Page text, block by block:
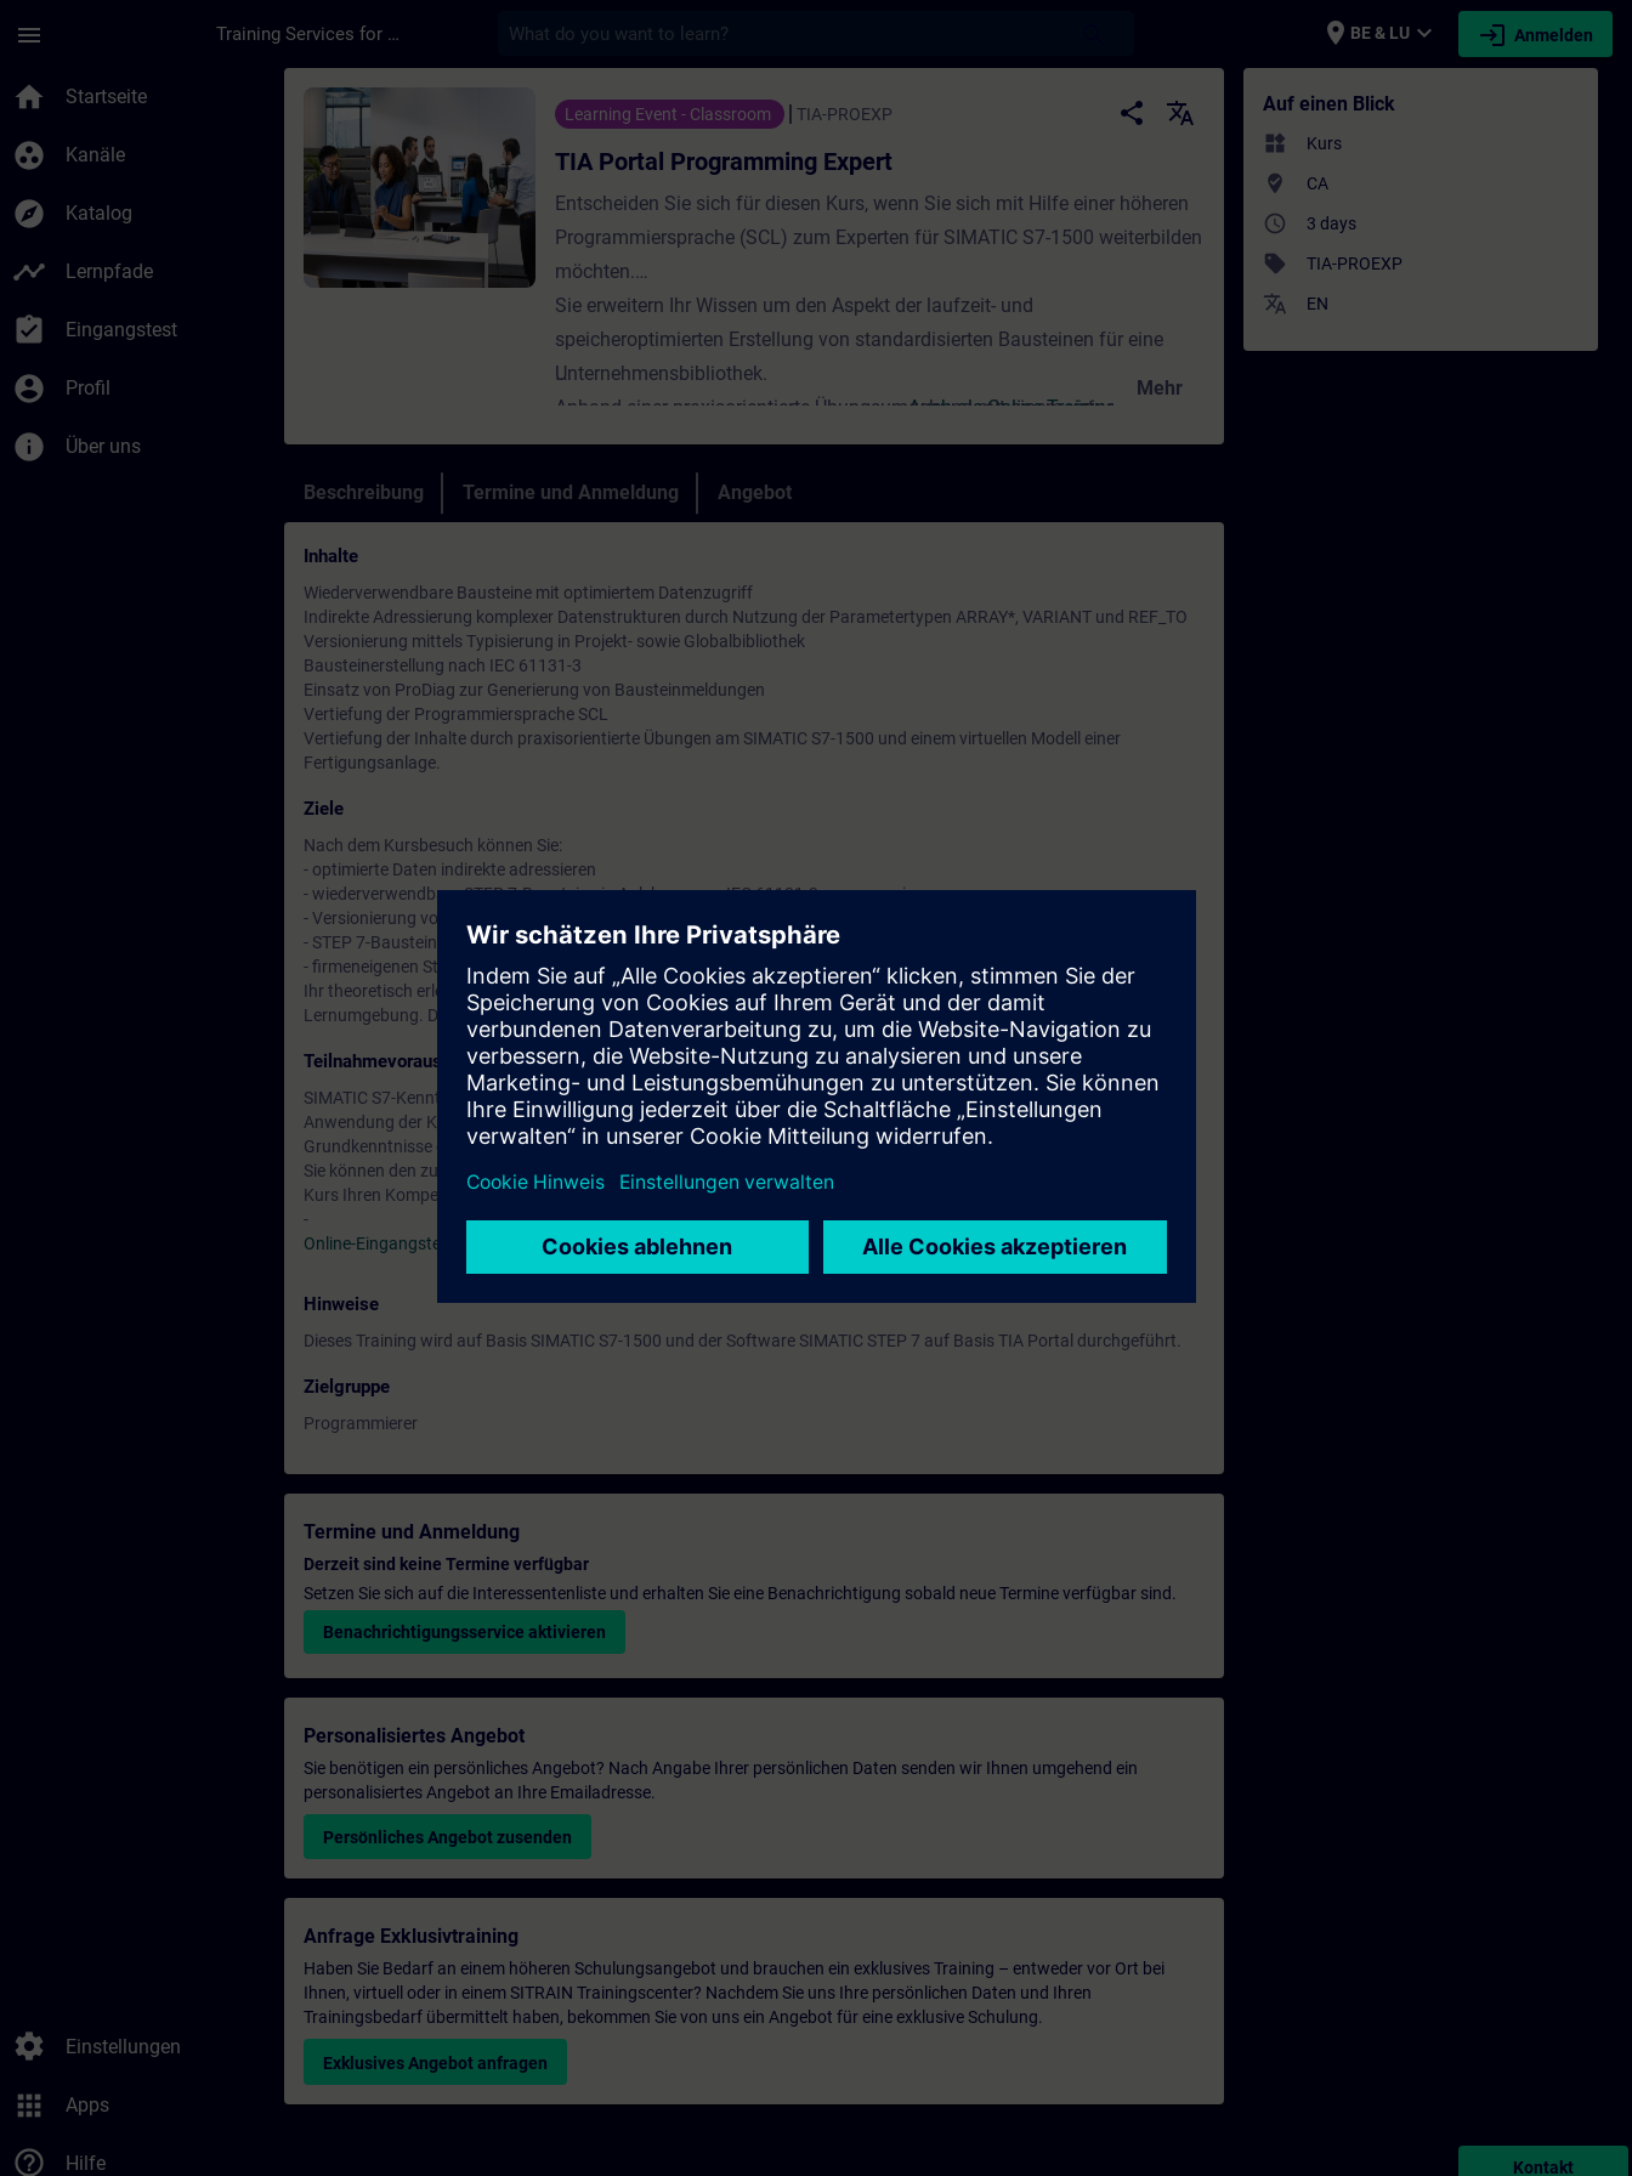
menu Training Services for Digital Industries place BE & LU expand_more login Anmelden
home Startseite
group_work Kanäle
explore Katalog
timeline Lernpfade
assignment_turned_in Eingangstest
account_circle Profil
info Über uns
settings Einstellungen
apps Apps
help_outline Hilfe
Kurs - TIA Portal Programming Expert - Training - Schulung - Weiterbildung | SITRAIN
Learning Event - Classroom TIA-PROEXP share
translate
TIA Portal Programming Expert
Entscheiden Sie sich für diesen Kurs, wenn Sie sich mit Hilfe einer höheren
Programmiersprache (SCL) zum Experten für SIMATIC S7-1500 weiterbilden
möchten.
Sie erweitern Ihr Wissen um den Aspekt der laufzeit- und
speicheroptimierten Erstellung von standardisierten Bausteinen für eine
Unternehmensbibliothek.
Anhand einer praxisorientierte Übungsumgebung mit einem virtuellen
Modell einer Fertigungsanlage vertiefen Sie die höhere
Programmiersprache.
Auch als Online-Training verfügbar
Mehr
Beschreibung Termine und Anmeldung Angebot
Inhalte
Wiederverwendbare Bausteine mit optimiertem Datenzugriff
Indirekte Adressierung komplexer Datenstrukturen durch Nutzung der Parametertypen ARRAY*, VARIANT und REF_TO
Versionierung mittels Typisierung in Projekt- sowie Globalbibliothek
Bausteinerstellung nach IEC 61131-3
Einsatz von ProDiag zur Generierung von Bausteinmeldungen
Vertiefung der Programmiersprache SCL
Vertiefung der Inhalte durch praxisorientierte Übungen am SIMATIC S7-1500 und einem virtuellen Modell einer
Fertigungsanlage.
Ziele
Nach dem Kursbesuch können Sie:
- optimierte Daten indirekte adressieren
- wiederverwendbare STEP 7-Bausteine in Anlehnung an IEC 61131-3 programmieren.
- Versionierung von Bausteine sowie Anwender-Bibliotheken erstellen
- STEP 7-Bausteine mit programmtechnischen Fehler-Behandlung und -Auswertung programmieren
- firmeneigenen Standard entwickeln und umsetzen
Ihr theoretisch erlerntes Wissen vertiefen Sie durch zahlreiche praxisorientierte Übungen in unserer virtuellen
Lernumgebung. Dieses besteht aus einem SIMATIC S7-1500 und einem virtuellen Modell einer Fertigungsanlage.
Teilnahmevoraussetzung
SIMATIC S7-Kenntnisse entsprechend TIA-PROADV-LJ, TIA-PRO2 oder TIA-SYSUP und praktische Erfahrung in der
Anwendung der Kenntnisse.
Grundkenntnisse der Programmiersprache SCL entsprechend TIA-SCL1 sind zwingend erforderlich.
Sie können den zur Verfügung stehenden Online-Eingangstest nutzen, um sicherzustellen, dass der von Ihnen gewählte
Kurs Ihren Kompetenzen entspricht.
-
Online-Eingangstest
Hinweise
Dieses Training wird auf Basis SIMATIC S7-1500 und der Software SIMATIC STEP 7 auf Basis TIA Portal durchgeführt.
Zielgruppe
Programmierer
Termine und Anmeldung
Derzeit sind keine Termine verfügbar
Setzen Sie sich auf die Interessentenliste und erhalten Sie eine Benachrichtigung sobald neue Termine verfügbar sind.
Benachrichtigungsservice aktivieren
Personalisiertes Angebot
Sie benötigen ein persönliches Angebot? Nach Angabe Ihrer persönlichen Daten senden wir Ihnen umgehend ein
personalisiertes Angebot an Ihre Emailadresse.
Persönliches Angebot zusenden
Anfrage Exklusivtraining
Haben Sie Bedarf an einem höheren Schulungsangebot und brauchen ein exklusives Training – entweder vor Ort bei
Ihnen, virtuell oder in einem SITRAIN Trainingscenter? Nachdem Sie uns Ihre persönlichen Daten und Ihren
Trainingsbedarf übermittelt haben, bekommen Sie von uns ein Angebot für eine exklusive Schulung.
Exklusives Angebot anfragen
Auf einen Blick
widgets Kurs
where_to_vote CA
access_time 3 days
sell TIA-PROEXP
translate EN
Kontakt